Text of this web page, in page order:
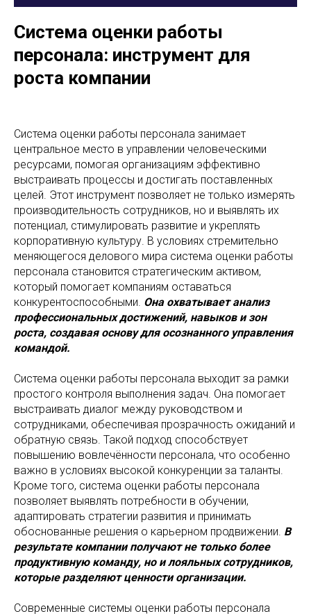
Система оценки работы
персонала: инструмент для
роста компании
Система оценки работы персонала занимает
центральное место в управлении человеческими
ресурсами, помогая организациям эффективно
выстраивать процессы и достигать поставленных
целей. Этот инструмент позволяет не только измерять
производительность сотрудников, но и выявлять их
потенциал, стимулировать развитие и укреплять
корпоративную культуру. В условиях стремительно
меняющегося делового мира система оценки работы
персонала становится стратегическим активом,
который помогает компаниям оставаться
конкурентоспособными. Она охватывает анализ
профессиональных достижений, навыков и зон
роста, создавая основу для осознанного управления
командой.
Система оценки работы персонала выходит за рамки
простого контроля выполнения задач. Она помогает
выстраивать диалог между руководством и
сотрудниками, обеспечивая прозрачность ожиданий и
обратную связь. Такой подход способствует
повышению вовлечённости персонала, что особенно
важно в условиях высокой конкуренции за таланты.
Кроме того, система оценки работы персонала
позволяет выявлять потребности в обучении,
адаптировать стратегии развития и принимать
обоснованные решения о карьерном продвижении. В
результате компании получают не только более
продуктивную команду, но и лояльных сотрудников,
которые разделяют ценности организации.
Современные системы оценки работы персонала